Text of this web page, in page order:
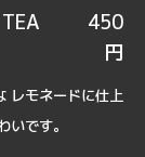
450
円
レモネードに仕上
です。